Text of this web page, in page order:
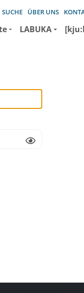
SUCHE ÜBER UNS
LABUKA